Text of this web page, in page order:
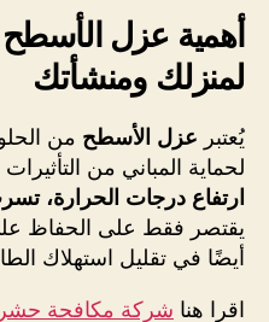
أهمية عزل الأسطح
لمنزلك ومنشأتك
يُعتبر عزل الأسطح من
لحماية المباني من
ارتفاع درجات الحرارة،
يقتصر فقط على الحفاظ
أيضًا في تقليل استهلاك
اقرا هنا شركة مكافحة